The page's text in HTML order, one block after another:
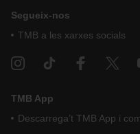
Segueix-nos
TMB a les xarxes socials
TMB App
Descarrega’t TMB App i